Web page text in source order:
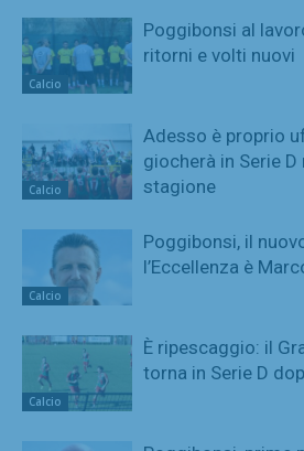
Calcio
Poggibonsi al
ritorni e volti nuovi
Calcio
Adesso è proprio
giocherà in Serie
stagione
Calcio
Poggibonsi, il
l’Eccellenza è
Calcio
È ripescaggio: il
torna in Serie D